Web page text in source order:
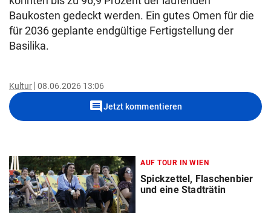
Baukosten gedeckt werden. Ein gutes Omen für die
für 2036 geplante endgültige Fertigstellung der
Basilika.
Kultur 08.06.2026 13:06
commentJetzt kommentieren
AUF TOUR IN WIEN
Spickzettel, Flaschenbier
und eine Stadträtin